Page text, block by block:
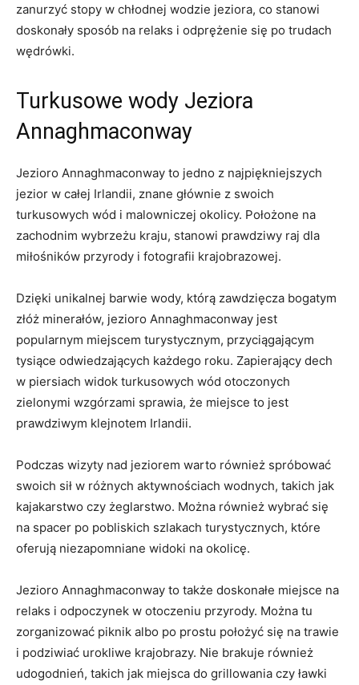
zanurzyć stopy ⁢w chłodnej ​wodzie jeziora, co stanowi
doskonały sposób na relaks i odprężenie się po trudach
wędrówki.
Turkusowe wody Jeziora
Annaghmaconway
Jezioro Annaghmaconway⁣ to jedno z najpiękniejszych
jezior w całej Irlandii, znane głównie z swoich ​
turkusowych wód i malowniczej okolicy. Położone na
zachodnim wybrzeżu kraju, stanowi prawdziwy raj dla
miłośników przyrody i fotografii krajobrazowej.
Dzięki unikalnej barwie wody, którą zawdzięcza bogatym
złóż minerałów, jezioro Annaghmaconway jest
popularnym miejscem turystycznym, przyciągającym
tysiące odwiedzających każdego roku. ‍Zapierający dech
w piersiach widok turkusowych wód otoczonych
⁣zielonymi ​wzgórzami sprawia, że miejsce to jest
prawdziwym klejnotem Irlandii.
Podczas wizyty nad jeziorem warto również spróbować
swoich sił w różnych aktywnościach wodnych, takich jak
kajakarstwo czy żeglarstwo. Można również wybrać się
na spacer po pobliskich ⁣szlakach turystycznych, które
oferują niezapomniane widoki na okolicę.
Jezioro Annaghmaconway to także doskonałe miejsce na
relaks i odpoczynek w ‌otoczeniu przyrody. Można tu
‍zorganizować piknik albo po prostu położyć się na trawie
i podziwiać urokliwe krajobrazy. Nie brakuje również
udogodnień, ⁢takich jak miejsca do‌ grillowania czy ławki